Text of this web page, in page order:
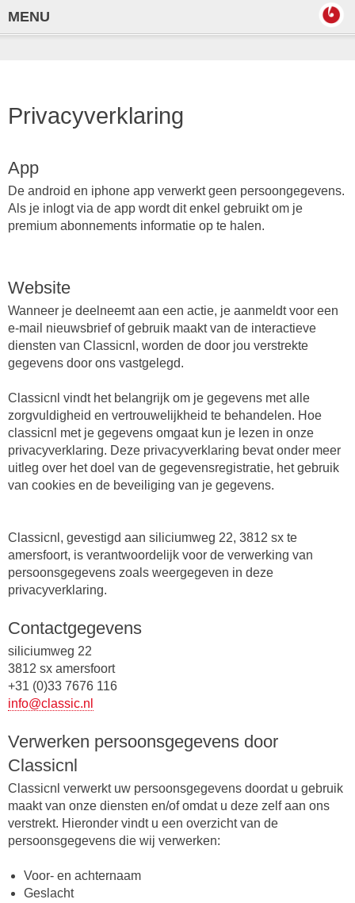
MENU
Privacyverklaring
App
De android en iphone app verwerkt geen persoongegevens.
Als je inlogt via de app wordt dit enkel gebruikt om je
premium abonnements informatie op te halen.
Website
Wanneer je deelneemt aan een actie, je aanmeldt voor een
e-mail nieuwsbrief of gebruik maakt van de interactieve
diensten van Classicnl, worden de door jou verstrekte
gegevens door ons vastgelegd.
Classicnl vindt het belangrijk om je gegevens met alle
zorgvuldigheid en vertrouwelijkheid te behandelen. Hoe
classicnl met je gegevens omgaat kun je lezen in onze
privacyverklaring. Deze privacyverklaring bevat onder meer
uitleg over het doel van de gegevensregistratie, het gebruik
van cookies en de beveiliging van je gegevens.
Classicnl, gevestigd aan siliciumweg 22, 3812 sx te
amersfoort, is verantwoordelijk voor de verwerking van
persoonsgegevens zoals weergegeven in deze
privacyverklaring.
Contactgegevens
siliciumweg 22
3812 sx amersfoort
+31 (0)33 7676 116
info@classic.nl
Verwerken persoonsgegevens door
Classicnl
Classicnl verwerkt uw persoonsgegevens doordat u gebruik
maakt van onze diensten en/of omdat u deze zelf aan ons
verstrekt. Hieronder vindt u een overzicht van de
persoonsgegevens die wij verwerken:
Voor- en achternaam
Geslacht